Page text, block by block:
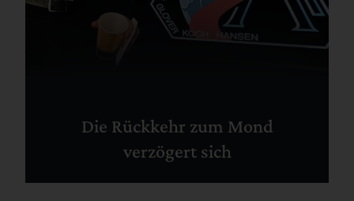
Die Rückkehr zum Mond
verzögert sich